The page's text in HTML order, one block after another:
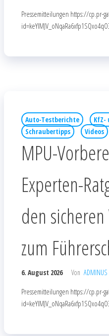
Pressemitteilungen https://cp.pr-
Auto-Testberichte
KfZ-
Schraubertipps
Videos
MPU-
Experten-
den
zum
6. August 2026 Von ADMINUS
Pressemitteilungen https://cp.pr-